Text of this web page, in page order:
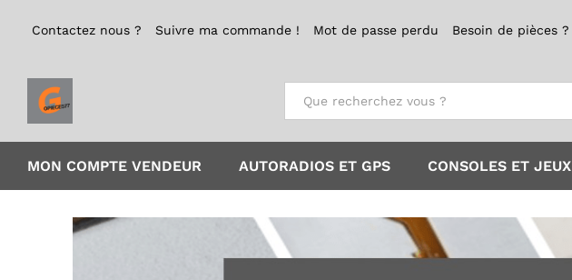
Contactez nous ? Suivre ma commande ! Mot de passe perdu Besoin de pièces ?
Tout
MON COMPTE VENDEUR AUTORADIOS ET GPS CONSOLES ET JEUX